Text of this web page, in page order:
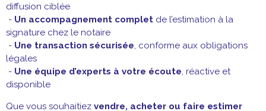
diffusion ciblée
- Un accompagnement complet de l’estimation à la
signature chez le notaire
- Une transaction sécurisée, conforme aux obligations
légales
- Une équipe d’experts à votre écoute, réactive et
disponible
Que vous souhaitiez vendre, acheter ou faire estimer